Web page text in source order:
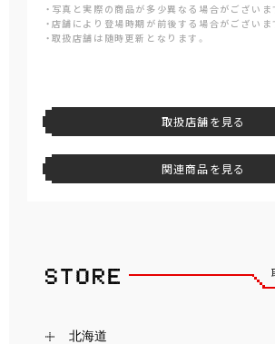
・写真と実際の商品が多少異なる場合がございま
・店舗により登場時期が前後する場合がございま
・取扱店舗は随時更新となります。
取扱店舗を見る
関連商品を見る
北海道